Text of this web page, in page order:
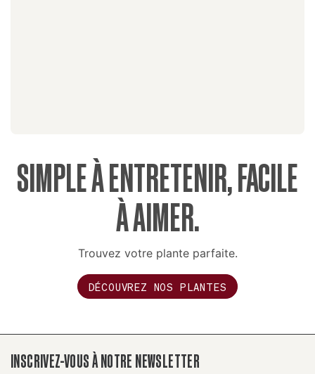
SIMPLE À ENTRETENIR, FACILE
À AIMER.
Trouvez votre plante parfaite.
DÉCOUVREZ NOS PLANTES
INSCRIVEZ-VOUS À NOTRE NEWSLETTER